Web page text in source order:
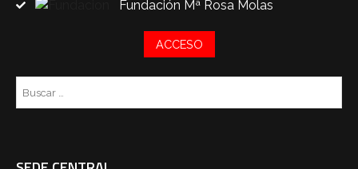
Fundación Mª Rosa Molas
ACCESO